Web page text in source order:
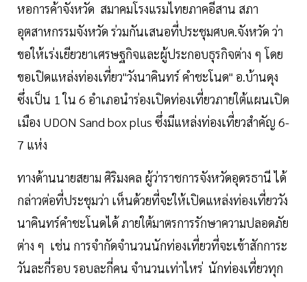
หอการค้าจังหวัด สมาคมโรงแรมไทยภาคอีสาน สภา
อุตสาหกรรมจังหวัด ร่วมกันเสนอที่ประชุมศบค.จังหวัด ว่า
ขอให้เร่งเยียวยาเศรษฐกิจและผู้ประกอบธุรกิจต่าง ๆ โดย
ขอเปิดแหล่งท่องเที่ยว"วังนาคินทร์ คำชะโนด" อ.บ้านดุง
ซึ่งเป็น 1 ใน 6 อำเภอนำร่องเปิดท่องเที่ยวภายใต้แผนเปิด
เมือง UDON Sand box plus ซึ่งมีแหล่งท่องเที่ยวสำคัญ 6-
7 แห่ง
ทางด้านนายสยาม ศิริมงคล ผู้ว่าราชการจังหวัดอุดรธานี ได้
กล่าวต่อที่ประชุมว่า เห็นด้วยที่จะให้เปิดแหล่งท่องเที่ยววัง
นาคินทร์คำชะโนดได้ ภายใต้มาตรการรักษาความปลอดภัย
ต่าง ๆ เช่น การจำกัดจำนวนนักท่องเที่ยวที่จะเข้าสักการะ
วันละกี่รอบ รอบละกี่คน จำนวนเท่าไหร่ นักท่องเที่ยวทุก